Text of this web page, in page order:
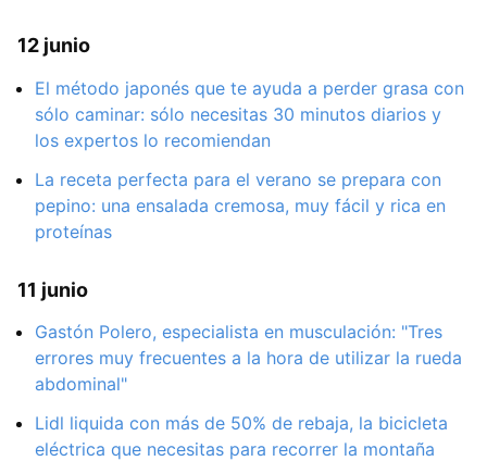
12 junio
El método japonés que te ayuda a perder grasa con
sólo caminar: sólo necesitas 30 minutos diarios y
los expertos lo recomiendan
La receta perfecta para el verano se prepara con
pepino: una ensalada cremosa, muy fácil y rica en
proteínas
11 junio
Gastón Polero, especialista en musculación: "Tres
errores muy frecuentes a la hora de utilizar la rueda
abdominal"
Lidl liquida con más de 50% de rebaja, la bicicleta
eléctrica que necesitas para recorrer la montaña